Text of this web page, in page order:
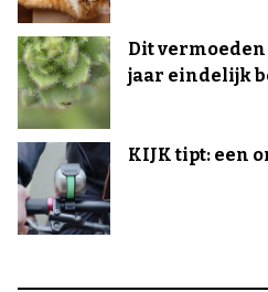
Dit vermoeden
jaar eindelijk
KIJK tipt: een